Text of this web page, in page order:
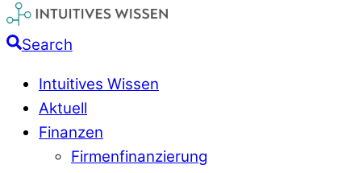
Search
Intuitives Wissen
Aktuell
Finanzen
Firmenfinanzierung